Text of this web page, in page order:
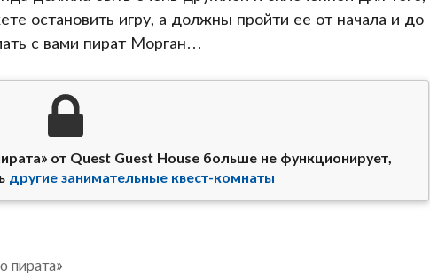
остановить игру, а должны пройти ее от начала и до
с вами пират Морган…
от Quest Guest House больше не функционирует,
другие занимательные квест-комнаты
пирата»